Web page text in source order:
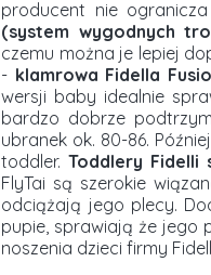
producent nie
(system wygodnych
czemu można je lepiej
- klamrowa Fidella
wersji baby idealnie
bardzo dobrze
ubranek ok. 80-86.
toddler.Toddlery Fidelli
FlyTai są szerokie
odciążają jego plecy.
pupie, sprawiają że jego
noszenia dzieci firmy